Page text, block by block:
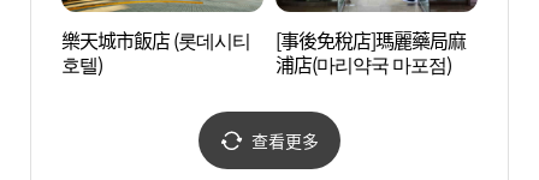
樂天城市飯店 (롯데시티
호텔)
[事後免稅店]瑪麗藥局麻
浦店(마리약국 마포점)
查看更多